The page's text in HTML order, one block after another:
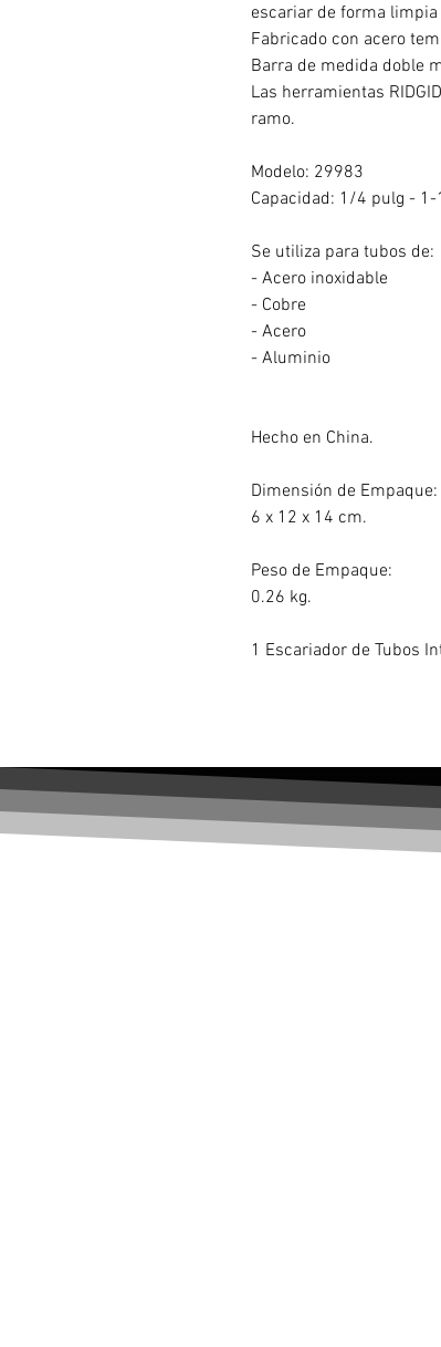
escariar de forma limpia
Fabricado con acero
Barra de medida doble
Las herramientas
ramo.
Modelo: 29983
Capacidad: 1/4 pulg -
Se utiliza para tubos de:
- Acero inoxidable
- Cobre
- Acero
- Aluminio
Hecho en China.
Dimensión de Empaque:
6 x 12 x 14 cm.
Peso de Empaque:
0.26 kg.
1 Escariador de Tubos